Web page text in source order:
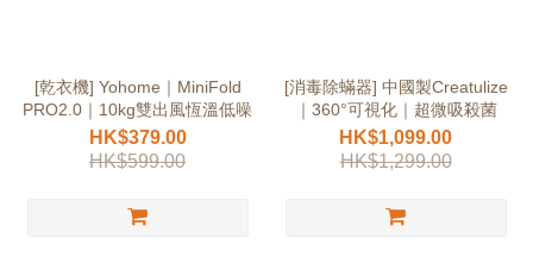
[乾衣機] Yohome｜MiniFold
PRO2.0｜10kg雙出風恆溫低噪
HK$379.00
HK$599.00
[消毒除蟎器] 中國製Creatulize
｜360°可視化｜超微吸殺菌
HK$1,099.00
HK$1,299.00